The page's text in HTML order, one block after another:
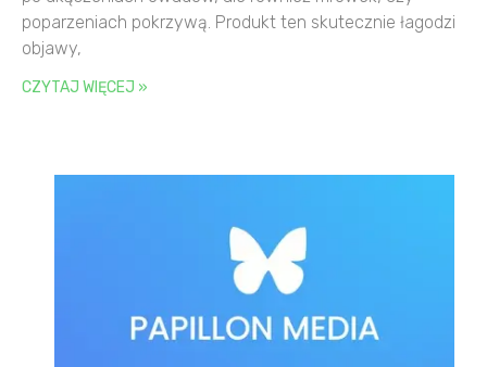
poparzeniach pokrzywą. Produkt ten skutecznie łagodzi
objawy,
CZYTAJ WIĘCEJ »